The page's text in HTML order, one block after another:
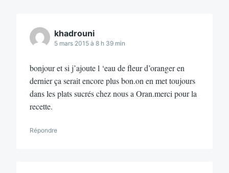
khadrouni
5 mars 2015 à 8 h 39 min
bonjour et si j’ajoute l ‘eau de fleur d’oranger en
dernier ça serait encore plus bon.on en met toujours
dans les plats sucrés chez nous a Oran.merci pour la
recette.
Répondre